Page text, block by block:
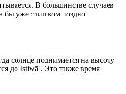
В большинстве случаев
бы уже слишком поздно.
солнце поднимается на высоту
до Istiwāʾ. Это также время